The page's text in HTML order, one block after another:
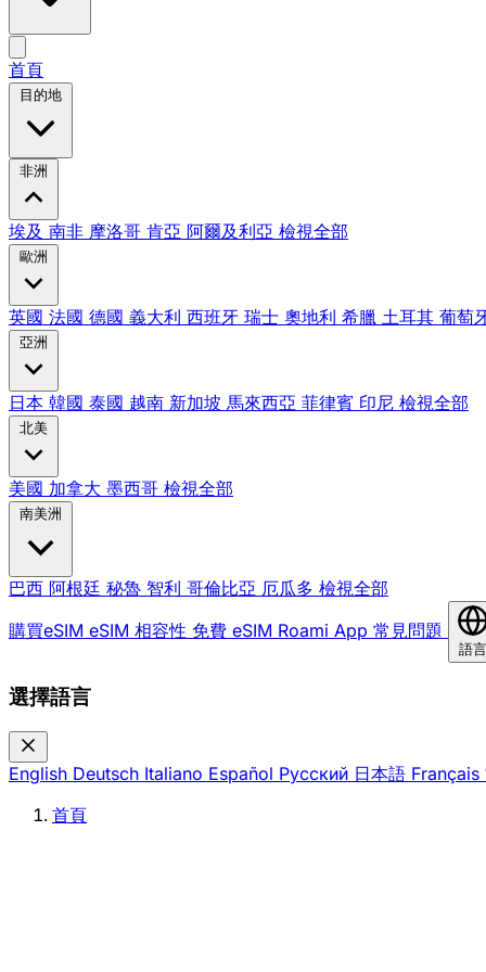
首頁
目的地
非洲
埃及 南非 摩洛哥 肯亞 阿爾及利亞 檢視全部
歐洲
英國 法國 德國 義大利 西班牙 瑞士 奧地利 希臘 土耳其 葡萄
亞洲
日本 韓國 泰國 越南 新加坡 馬來西亞 菲律賓 印尼 檢視全部
北美
美國 加拿大 墨西哥 檢視全部
南美洲
巴西 阿根廷 秘魯 智利 哥倫比亞 厄瓜多 檢視全部
購買eSIM eSIM 相容性 免費 eSIM Roami App 常見問題
語言
選擇語言
English Deutsch Italiano Español Русский 日本語 Français
首頁